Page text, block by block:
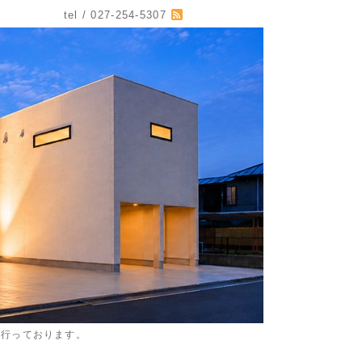
tel / 027-254-5307
っております。